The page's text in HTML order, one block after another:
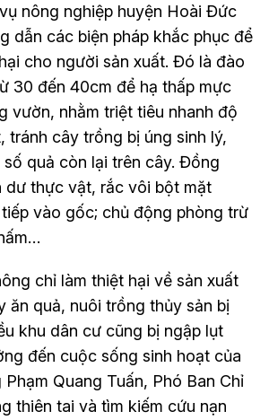
nông nghiệp huyện Hoài Đức
dẫn các biện pháp khắc phục để
cho người sản xuất. Đó là đào
30 đến 40cm để hạ thấp mực
vườn, nhằm triệt tiêu nhanh độ
tránh cây trồng bị úng sinh lý,
quả còn lại trên cây. Đồng
dư thực vật, rắc vôi bột mặt
vào gốc; chủ động phòng trừ
chỉ làm thiệt hại về sản xuất
ăn quả, nuôi trồng thủy sản bị
khu dân cư cũng bị ngập lụt
đến cuộc sống sinh hoạt của
Phạm Quang Tuấn, Phó Ban Chỉ
thiên tai và tìm kiếm cứu nạn